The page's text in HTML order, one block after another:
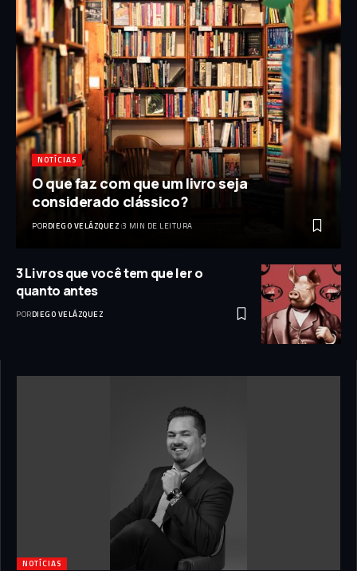
NOTÍCIAS
O que faz com que um livro seja
considerado clássico?
PORDIEGO VELÁZQUEZ 3 MIN DE LEITURA
3 Livros que você tem que ler o
quanto antes
PORDIEGO VELÁZQUEZ
NOTÍCIAS